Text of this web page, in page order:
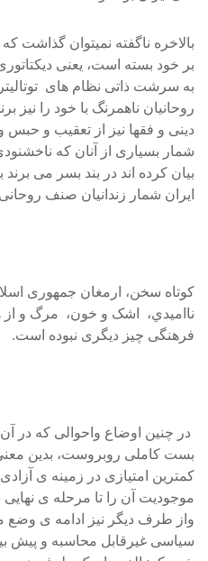
بالاخره ناگفته نميتوان گذاشت
بر خود بسته است، يعنی ديکتاتوری
به سرشت ذاتی نظام های
روحانيان ناهمرنگ با خود را نيز
دينی و فقها نيز از تعقيب و حبس و
شمار بسياری از آنان که
بيان کرده اند در بند بسر می برند
ايران شمار زندانيان صنف
کوتاه سخن، ارمغان جمهوری
نااميدي، اشک و خون، مرگ و
فرهنگی چيز ديگری نبوده است.
در چنين اوضاع واحوالی که در
بست کاملی روبروست، بدين
کمترين امتيازی در زمينه ی
موجوديت آن را تا مرحله ی
واز طرف ديگر نيز ادامه ی وضع
سياسی غيرقابل محاسبه و پيش